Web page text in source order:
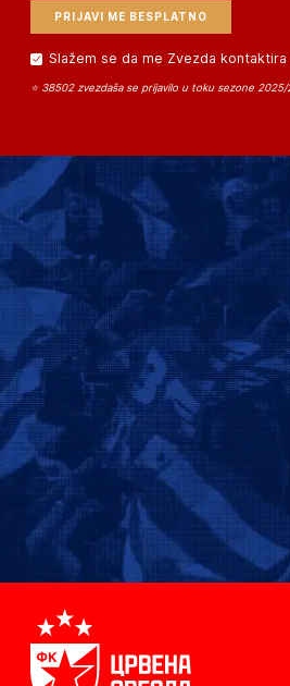
Slažem se da me Zvezda
⭐ 38502 zvezdaša se prijavilo u toku sezone 2025/